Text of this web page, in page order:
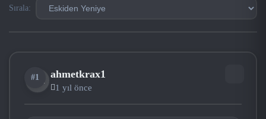
Sırala:
#1
AH
ahmetkrax1
1 yıl önce